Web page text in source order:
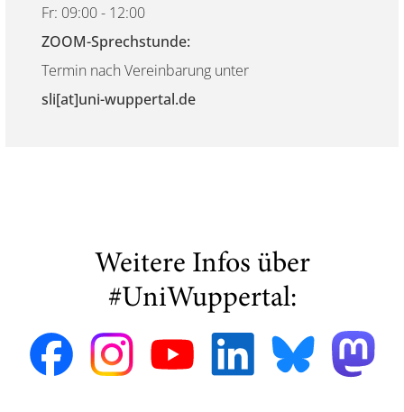
Fr: 09:00 - 12:00
ZOOM-Sprechstunde:
Termin nach Vereinbarung unter
sli[at]uni-wuppertal.de
Weitere Infos über
#UniWuppertal: